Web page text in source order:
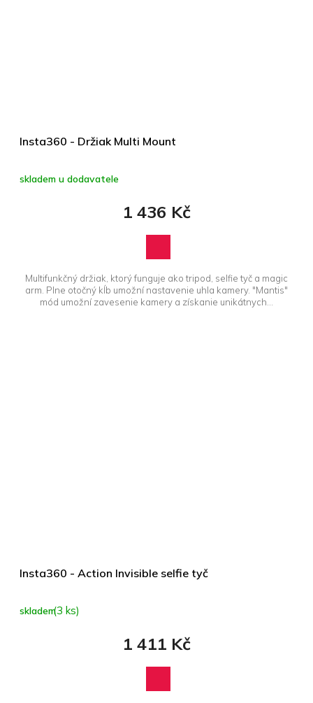
Insta360 - Držiak Multi Mount
skladem u dodavatele
1 436 Kč
Multifunkčný držiak, ktorý funguje ako tripod, selfie tyč a magic
arm. Plne otočný kĺb umožní nastavenie uhla kamery. "Mantis"
mód umožní zavesenie kamery a získanie unikátnych...
Insta360 - Action Invisible selfie tyč
skladem(3 ks)
1 411 Kč